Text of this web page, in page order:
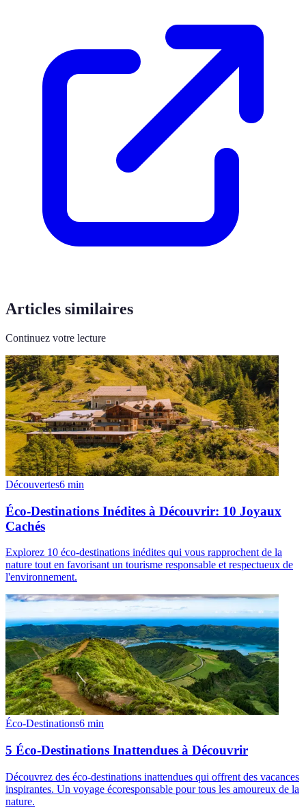
Articles similaires
Continuez votre lecture
Découvertes6 min
Éco-Destinations Inédites à Découvrir: 10 Joyaux
Cachés
Explorez 10 éco-destinations inédites qui vous rapprochent de la
nature tout en favorisant un tourisme responsable et respectueux de
l'environnement.
Éco-Destinations6 min
5 Éco-Destinations Inattendues à Découvrir
Découvrez des éco-destinations inattendues qui offrent des vacances
inspirantes. Un voyage écoresponsable pour tous les amoureux de la
nature.